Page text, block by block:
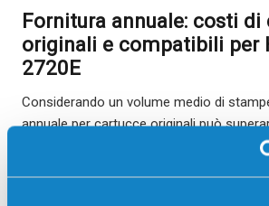
Fornitura annuale: costi di
originali e compatibili per
2720E
Considerando un volume medio di
annuale per cartucce originali può
, mantenendo una resa